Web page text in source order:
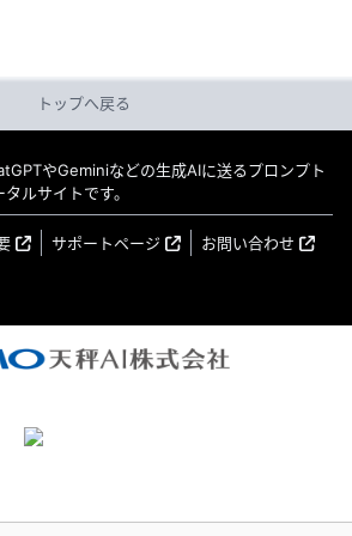
トップへ戻る
やGeminiなどの生成AIに送るプロンプト
ルサイトです。
サポートページ
お問い合わせ